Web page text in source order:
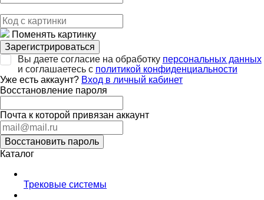
Поменять картинку
Зарегистрироваться
Вы даете согласие на обработку персональных данных
и соглашаетесь с политикой конфиденциальности
Уже есть аккаунт? Вход в личный кабинет
Восстановление пароля
Почта к которой привязан аккаунт
Восстановить пароль
Каталог
Трековые системы